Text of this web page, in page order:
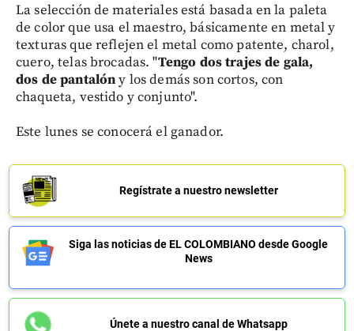
La selección de materiales está basada en la paleta
de color que usa el maestro, básicamente en metal y
texturas que reflejen el metal como patente, charol,
cuero, telas brocadas. "Tengo dos trajes de gala,
dos de pantalóny los demás son cortos, con
chaqueta, vestido y conjunto".
Este lunes se conocerá el ganador.
Regístrate a nuestro newsletter
Siga las noticias de EL COLOMBIANO desde Google
News
Únete a nuestro canal de Whatsapp